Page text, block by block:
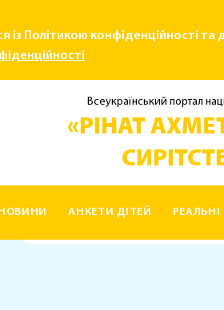
із Політикою конфіденційності
Всеукраїнський портал
«РІНАТ
АНКЕТИ ДІТЕЙ РЕАЛЬНІ